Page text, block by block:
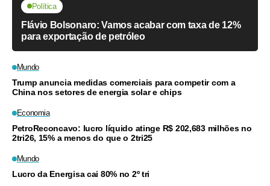
Política
Flávio Bolsonaro: Vamos acabar com taxa de 12%
para exportação de petróleo
Mundo
Trump anuncia medidas comerciais para competir com a
China nos setores de energia solar e chips
Economia
PetroReconcavo: lucro líquido atinge R$ 202,683 milhões no
2tri26, 15% a menos do que o 2tri25
Mundo
Lucro da Energisa cai 80% no 2º tri